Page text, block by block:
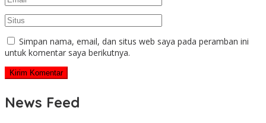
Simpan nama, email, dan situs web saya pada peramban ini
untuk komentar saya berikutnya.
News Feed